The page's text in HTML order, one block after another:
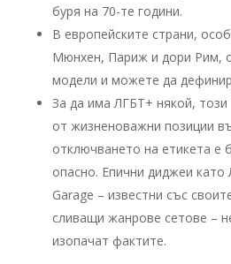
буря на 70-те години.
В европейските страни,
Мюнхен, Париж и дори Рим,
модели и можете да
За да има ЛГБТ+ някой, този
от жизненоважни позиции
отключването на етикета е
опасно. Епични диджеи като
Garage – известни със
сливащи жанрове сетове –
изопачат фактите.